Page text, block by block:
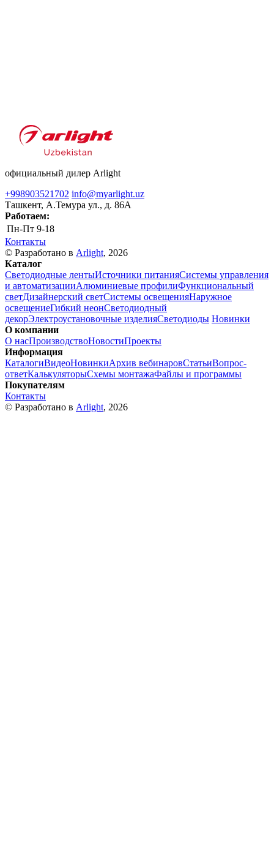
официальный дилер Arlight
+998903521702 info@myarlight.uz
Ташкент, А.Темура ул., д. 86А
Работаем:
Пн-Пт 9-18
Контакты
© Разработано в Arlight, 2026
Каталог
Светодиодные лентыИсточники питанияСистемы управления
и автоматизацииАлюминиевые профилиФункциональный
светДизайнерский светСистемы освещенияНаружное
освещениеГибкий неонСветодиодный
декорЭлектроустановочные изделияСветодиоды Новинки
О компании
О насПроизводствоНовостиПроекты
Информация
КаталогиВидеоНовинкиАрхив вебинаровСтатьиВопрос-
ответКалькуляторыСхемы монтажаФайлы и программы
Покупателям
Контакты
© Разработано в Arlight, 2026